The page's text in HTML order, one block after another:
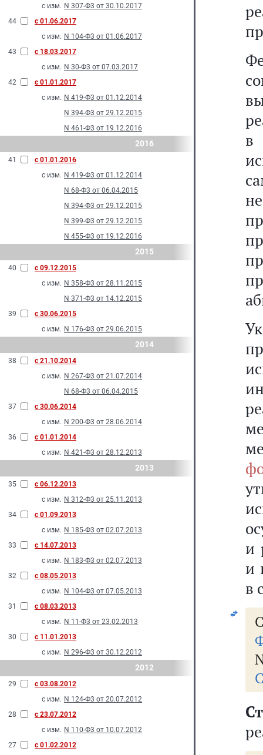
с изм. N 307-Ф3 от 30.10.2017
44
с 01.06.2017
с изм. N 104-Ф3 от 01.06.2017
43
с 18.03.2017
с изм. N 30-Ф3 от 07.03.2017
42
с 01.01.2017
с изм. N 419-Ф3 от 01.12.2014
N 394-Ф3 от 29.12.2015
N 461-Ф3 от 19.12.2016
2016
41
с 01.01.2016
с изм. N 419-Ф3 от 01.12.2014
N 68-Ф3 от 06.04.2015
N 394-Ф3 от 29.12.2015
N 399-Ф3 от 29.12.2015
N 455-Ф3 от 19.12.2016
2015
40
с 09.12.2015
с изм. N 358-Ф3 от 28.11.2015
N 371-Ф3 от 14.12.2015
39
с 30.06.2015
с изм. N 176-Ф3 от 29.06.2015
2014
38
с 21.10.2014
с изм. N 267-Ф3 от 21.07.2014
N 68-Ф3 от 06.04.2015
37
с 30.06.2014
с изм. N 200-Ф3 от 28.06.2014
36
с 01.01.2014
с изм. N 421-Ф3 от 28.12.2013
2013
35
с 06.12.2013
с изм. N 312-Ф3 от 25.11.2013
34
с 01.09.2013
с изм. N 185-Ф3 от 02.07.2013
33
с 14.07.2013
с изм. N 183-Ф3 от 02.07.2013
32
с 08.05.2013
с изм. N 104-Ф3 от 07.05.2013
31
с 08.03.2013
с изм. N 11-Ф3 от 23.02.2013
30
с 11.01.2013
с изм. N 296-Ф3 от 30.12.2012
2012
29
с 03.08.2012
с изм. N 124-Ф3 от 20.07.2012
28
с 23.07.2012
с изм. N 110-Ф3 от 10.07.2012
27
с 01.02.2012
в
и
и
в